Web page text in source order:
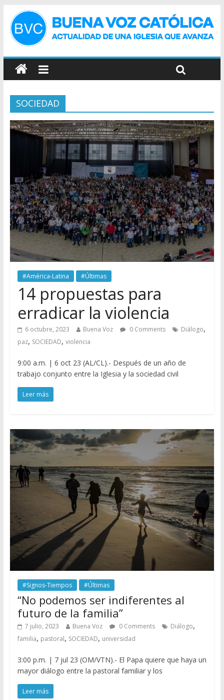
SOCIEDAD
#América-Latina #Últimas
14 propuestas para
erradicar la violencia
6 octubre, 2023 Buena Voz 0 Comments Diálogo,
paz, SOCIEDAD, violencia
9:00 a.m. | 6 oct 23 (AL/CL).- Después de un año de
trabajo conjunto entre la Iglesia y la sociedad civil
Leer más
#Signos-Tiempos #Últimas
“No podemos ser indiferentes al
futuro de la familia”
7 julio, 2023 Buena Voz 0 Comments Diálogo,
familia, pastoral, SOCIEDAD, universidad
3:00 p.m. | 7 jul 23 (OM/VTN).- El Papa quiere que haya un
mayor diálogo entre la pastoral familiar y los
Leer más